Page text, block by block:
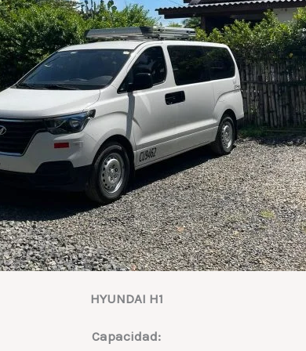
HYUNDAI H1
Capacidad: